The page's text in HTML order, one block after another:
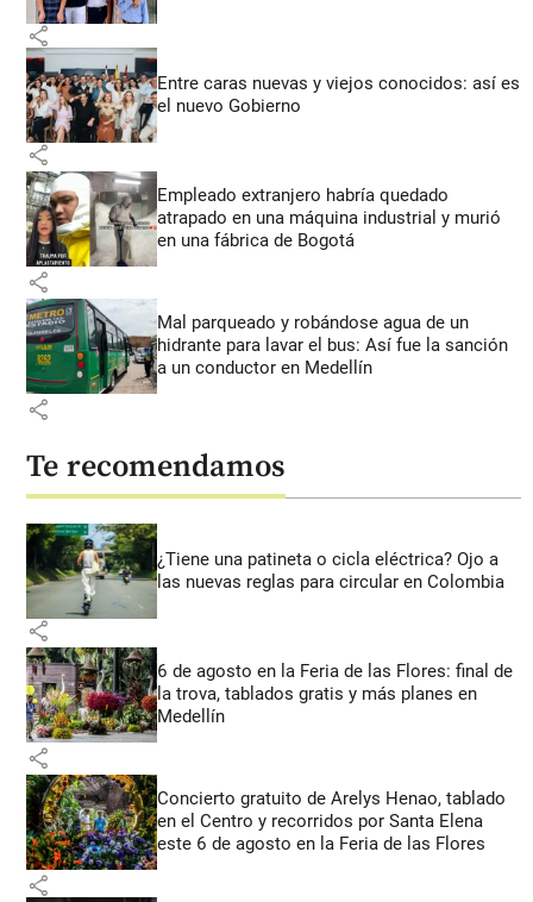
share
Entre caras nuevas y viejos conocidos: así es
el nuevo Gobierno
share
Empleado extranjero habría quedado
atrapado en una máquina industrial y murió
en una fábrica de Bogotá
share
Mal parqueado y robándose agua de un
hidrante para lavar el bus: Así fue la sanción
a un conductor en Medellín
share
Te recomendamos
¿Tiene una patineta o cicla eléctrica? Ojo a
las nuevas reglas para circular en Colombia
share
6 de agosto en la Feria de las Flores: final de
la trova, tablados gratis y más planes en
Medellín
share
Concierto gratuito de Arelys Henao, tablado
en el Centro y recorridos por Santa Elena
este 6 de agosto en la Feria de las Flores
share